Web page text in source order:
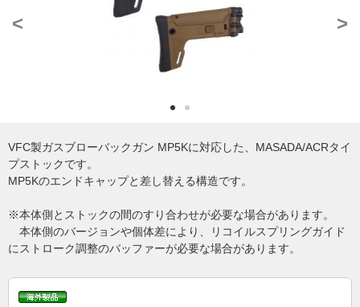
< >
VFC製ガスブローバックガン MP5Kに対応した、MASADA/ACRタイ
プストックです。
MP5Kのエンドキャップと差し替える構造です。
※本体側とストックの間のすり合わせが必要な場合があります。
本体側のバージョンや個体差により、リコイルスプリングガイド
にストローク調整のバッファーが必要な場合があります。